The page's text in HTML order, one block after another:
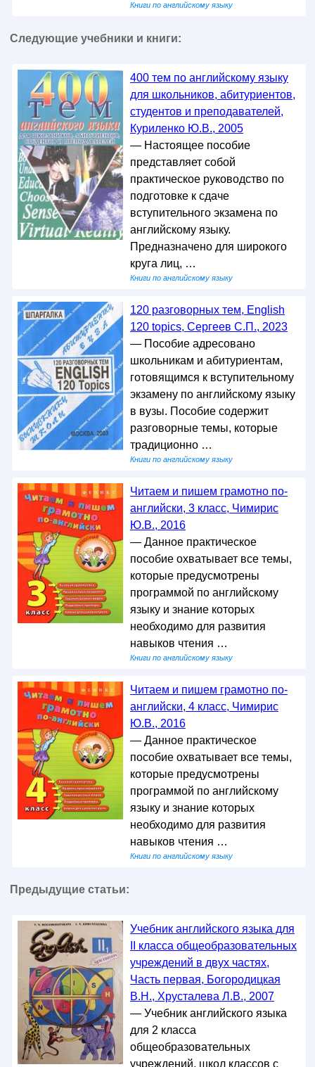
Книги по английскому языку
Следующие учебники и книги:
400 тем по английскому языку
для школьников, абитуриентов,
студентов и преподавателей,
Куриленко Ю.В., 2005
— Настоящее пособие
представляет собой
практическое руководство по
подготовке к сдаче
вступительного экзамена по
английскому языку.
Предназначено для широкого
круга лиц, …
Книги по английскому языку
120 разговорных тем, English
120 topics, Сергеев С.П., 2023
— Пособие адресовано
школьникам и абитуриентам,
готовящимся к вступительному
экзамену по английскому языку
в вузы. Пособие содержит
разговорные темы, которые
традиционно …
Книги по английскому языку
Читаем и пишем грамотно по-
английски, 3 класс, Чимирис
Ю.В., 2016
— Данное практическое
пособие охватывает все темы,
которые предусмотрены
программой по английскому
языку и знание которых
необходимо для развития
навыков чтения …
Книги по английскому языку
Читаем и пишем грамотно по-
английски, 4 класс, Чимирис
Ю.В., 2016
— Данное практическое
пособие охватывает все темы,
которые предусмотрены
программой по английскому
языку и знание которых
необходимо для развития
навыков чтения …
Книги по английскому языку
Предыдущие статьи:
Учебник английского языка для
II класса общеобразовательных
учреждений в двух частях,
Часть первая, Богородицкая
В.Н., Хрусталева Л.В., 2007
— Учебник английского языка
для 2 класса
общеобразовательных
учреждений, школ классов с